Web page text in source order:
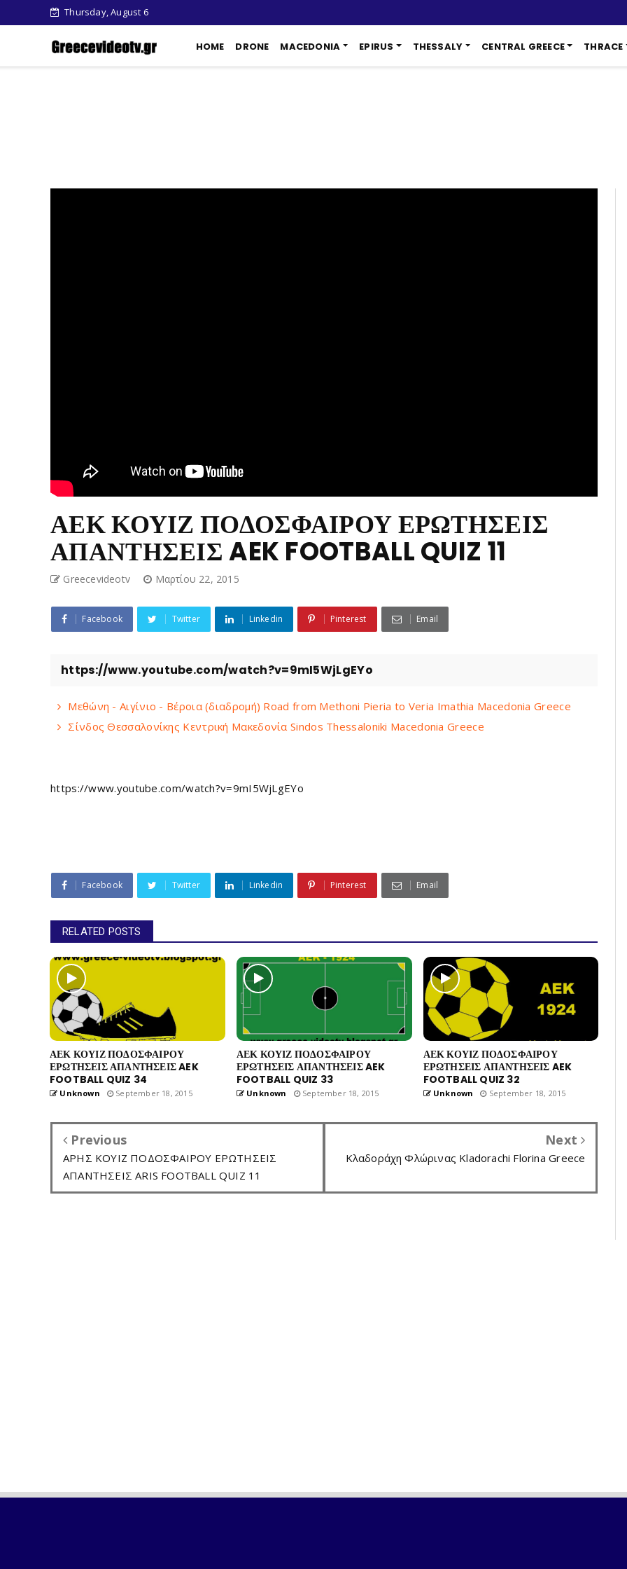
Thursday, August 6
HOME DRONE MACEDONIA EPIRUS THESSALY CENTRAL GREECE THRACE
ΑΕΚ ΚΟΥΙΖ ΠΟΔΟΣΦΑΙΡΟΥ ΕΡΩΤΗΣΕΙΣ
ΑΠΑΝΤΗΣΕΙΣ AEK FOOTBALL QUIZ 11
Greecevideotv Μαρτίου 22, 2015
Facebook Twitter Linkedin Pinterest Email
https://www.youtube.com/watch?v=9mI5WjLgEYo
Μεθώνη - Αιγίνιο - Βέροια (διαδρομή) Road from Methoni Pieria to Veria Imathia Macedonia Greece
Σίνδος Θεσσαλονίκης Κεντρική Μακεδονία Sindos Thessaloniki Macedonia Greece
https://www.youtube.com/watch?v=9mI5WjLgEYo
Facebook Twitter Linkedin Pinterest Email
RELATED POSTS
ΑΕΚ ΚΟΥΙΖ ΠΟΔΟΣΦΑΙΡΟΥ
ΕΡΩΤΗΣΕΙΣ ΑΠΑΝΤΗΣΕΙΣ AEK
FOOTBALL QUIZ 34
Unknown September 18, 2015
ΑΕΚ ΚΟΥΙΖ ΠΟΔΟΣΦΑΙΡΟΥ
ΕΡΩΤΗΣΕΙΣ ΑΠΑΝΤΗΣΕΙΣ AEK
FOOTBALL QUIZ 33
Unknown September 18, 2015
ΑΕΚ ΚΟΥΙΖ ΠΟΔΟΣΦΑΙΡΟΥ
ΕΡΩΤΗΣΕΙΣ ΑΠΑΝΤΗΣΕΙΣ AEK
FOOTBALL QUIZ 32
Unknown September 18, 2015
Previous
ΑΡΗΣ ΚΟΥΙΖ ΠΟΔΟΣΦΑΙΡΟΥ ΕΡΩΤΗΣΕΙΣ
ΑΠΑΝΤΗΣΕΙΣ ARIS FOOTBALL QUIZ 11
Next
Κλαδοράχη Φλώρινας Kladorachi Florina Greece